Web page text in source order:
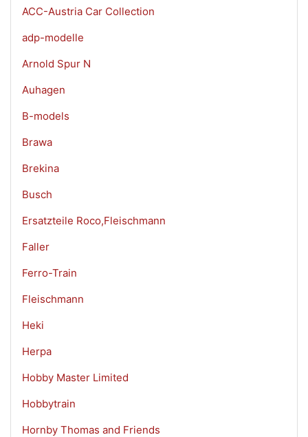
ACC-Austria Car Collection
adp-modelle
Arnold Spur N
Auhagen
B-models
Brawa
Brekina
Busch
Ersatzteile Roco,Fleischmann
Faller
Ferro-Train
Fleischmann
Heki
Herpa
Hobby Master Limited
Hobbytrain
Hornby Thomas and Friends